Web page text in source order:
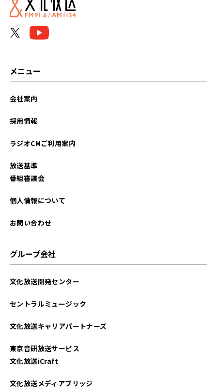
メニュー
会社案内
採用情報
ラジオCMご利用案内
放送基準
番組審議会
個人情報について
お問い合わせ
グループ会社
文化放送開発センター
セントラルミュージック
文化放送キャリアパートナーズ
東京音研放送サービス
文化放送iCraft
文化放送メディアブリッジ